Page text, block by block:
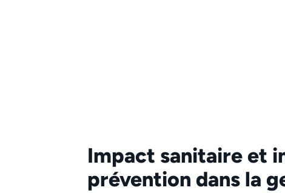
Impact sanitaire et
prévention dans la